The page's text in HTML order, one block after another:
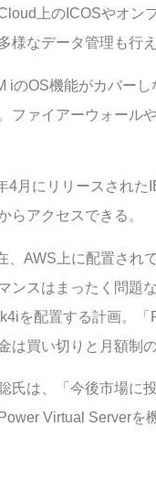
上のICOSやオン
様なデータ管理も行え
のOS機能がカバーし
ファイアーウォール
月にリリースされた
らアクセスできる。
AWS上に配置され
ンスはまったく問題
を配置する計画。
は買い切りと月額制
氏は、「今後市場に
Virtual Serverを